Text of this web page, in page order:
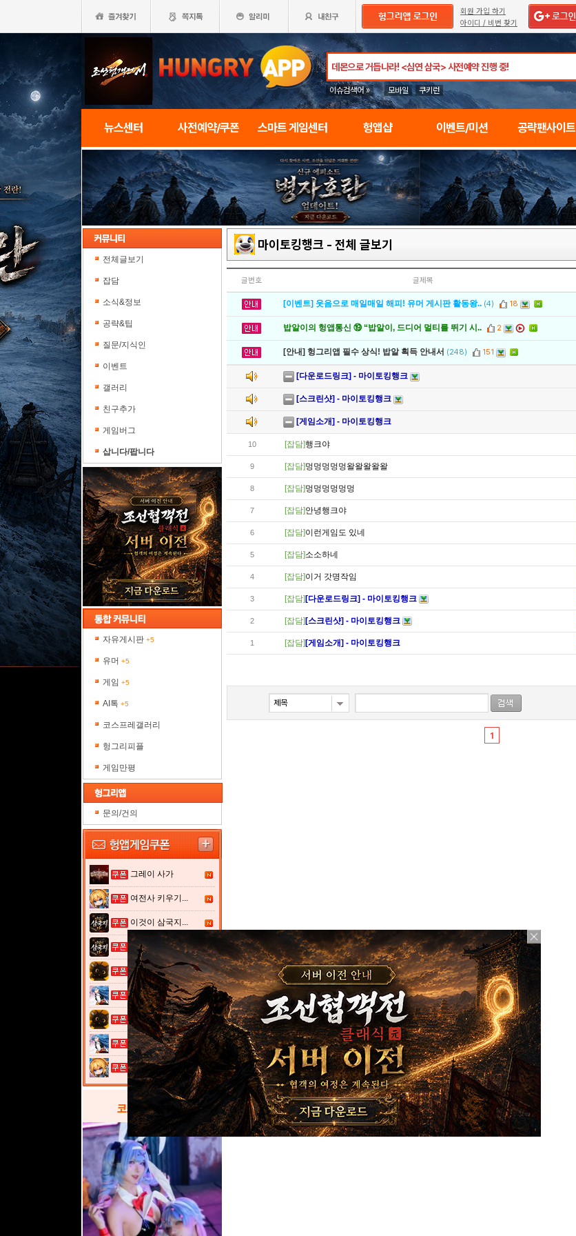
회원 가입 하기
아이디 / 비번 찾기
이슈검색어 » 모바일 쿠키런
뉴스센터 사전예약/쿠폰 스마트 게임센터 헝앱샵 이벤트/미션 공략팬사이트
전체글보기
잡담
소식&정보
공략&팁
질문/지식인
이벤트
갤러리
친구추가
게임버그
삽니다/팝니다
자유게시판 +5
유머 +5
게임 +5
AI톡 +5
코스프레갤러리
헝그리피플
게임만평
문의/건의
그레이 사가
여전사 키우기...
이것이 삼국지...
이것이 삼국지...
고양이 낚시터...
열혈강호: 넥...
고양이 낚시터...
열혈강호: 넥...
여전사 키우기...
코스프레 갤러리
마이토킹행크 - 전체 글보기
글번호 글제목
[이벤트] 웃음으로 매일매일 해피! 유머 게시판 활동왕.. (4) 18
밥알이의 헝앱통신 ⑲ “밥알이, 드디어 멀티를 뛰기 시.. 2
[안내] 헝그리앱 필수 상식! 밥알 획득 안내서 (248) 151
[다운로드링크] - 마이토킹행크
[스크린샷] - 마이토킹행크
[게임소개] - 마이토킹행크
10 [잡담]행크야
9 [잡담]멍멍멍멍멍왈왈왈왈왈
8 [잡담]멍멍멍멍멍멍
7 [잡담]안녕행크야
6 [잡담]이런게임도 있네
5 [잡담]소소하네
4 [잡담]이거 갓명작임
3 [잡담] [다운로드링크] - 마이토킹행크
2 [잡담] [스크린샷] - 마이토킹행크
1 [잡담] [게임소개] - 마이토킹행크
1